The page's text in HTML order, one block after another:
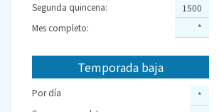
Segunda quincena:
Mes completo:
1500
*
Temporada baja
Por día
*